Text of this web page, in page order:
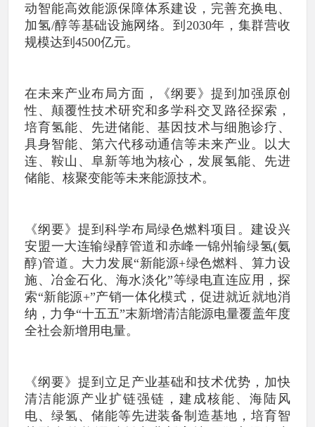
动智能高效能源保障体系建设，完善充换电、
加氢/醇等基础设施网络。到2030年，集群营收
规模达到4500亿元。
在未来产业布局方面，《纲要》提到加强原创
性、颠覆性技术研究和多学科交叉路径探索，
培育氢能、先进储能、基因技术与细胞诊疗、
具身智能、第六代移动通信等未来产业。以大
连、鞍山、阜新等地为核心，发展氢能、先进
储能、核聚变能等未来能源技术。
《纲要》提到科学布局绿色燃料项目。建设兴
安盟一大连输绿醇管道和赤峰一锦州输绿氢(氨
醇)管道。大力发展“新能源+绿色燃料、算力设
施、冶金石化、海水淡化”等绿电直连应用，探
索“新能源+”产销一体化模式，促进就近就地消
纳，力争“十五五”末新增清洁能源电量覆盖年度
全社会新增用电量。
《纲要》提到立足产业基础和技术优势，加快
清洁能源产业扩链强链，建成核能、海陆风
电、绿氢、储能等先进装备制造基地，培育智